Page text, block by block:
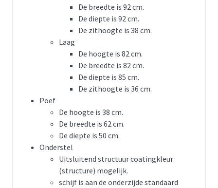
De breedte is 92 cm.
De diepte is 92 cm.
De zithoogte is 38 cm.
Laag
De hoogte is 82 cm.
De breedte is 82 cm.
De diepte is 85 cm.
De zithoogte is 36 cm.
Poef
De hoogte is 38 cm.
De breedte is 62 cm.
De diepte is 50 cm.
Onderstel
Uitsluitend structuur coatingkleur
(structure) mogelijk.
schijf is aan de onderzijde standaard